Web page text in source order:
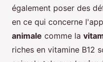
également poser des
en ce qui concerne
animale comme la
riches en vitamine B12